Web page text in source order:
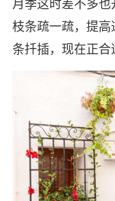
月季这时差不多
枝条疏一疏，提
条扦插，现在正合